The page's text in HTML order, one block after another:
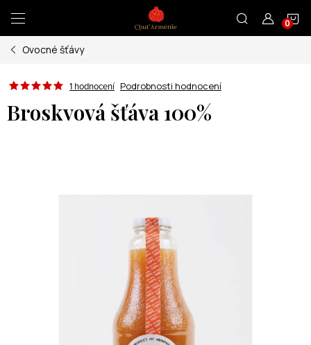
obsah
Ovocné šťávy
1 hodnocení Podrobnosti hodnocení
Broskvová šťáva 100%